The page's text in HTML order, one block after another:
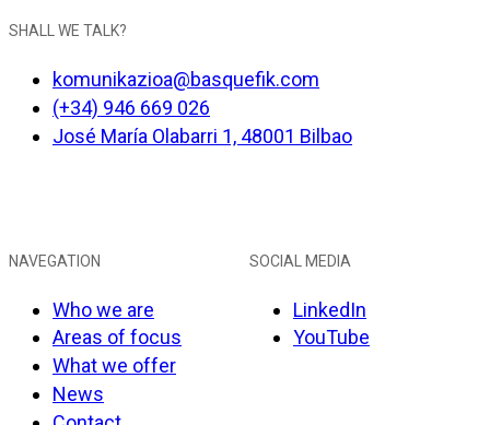
SHALL WE TALK?
komunikazioa@basquefik.com
(+34) 946 669 026
José María Olabarri 1, 48001 Bilbao
NAVEGATION
Who we are
Areas of focus
What we offer
News
SOCIAL MEDIA
LinkedIn
YouTube